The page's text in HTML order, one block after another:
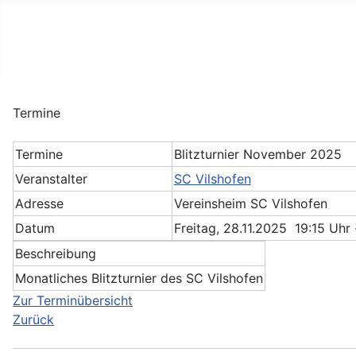
Termine
Termine
Blitzturnier November 2025
Veranstalter
SC Vilshofen
Adresse
Vereinsheim SC Vilshofen
Datum
Freitag, 28.11.2025 19:15
Beschreibung
Monatliches Blitzturnier des SC Vilshofen
Zur Terminübersicht
Zurück